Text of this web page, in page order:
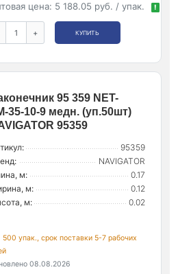
цена: 5 188.05 руб. / упак. !
+ КУПИТЬ
95 359 NET-
35-10-9 медн. (уп.50шт)
95359
95359
NAVIGATOR
м:
0.17
м:
0.12
м:
0.02
500 упак., срок поставки 5-7 рабочих
08.08.2026